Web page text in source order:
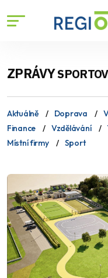
ZPRÁVY
Aktuálně Doprava
Finance
Vzdělávání
Místní firmy
Sport